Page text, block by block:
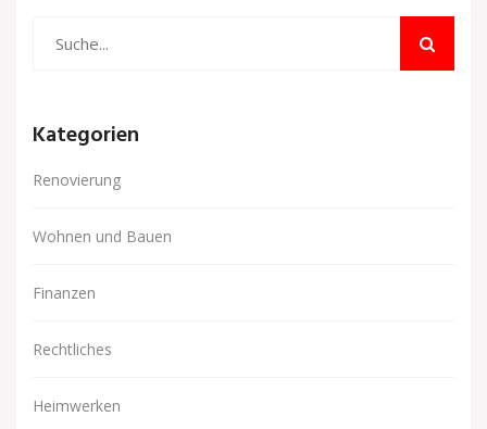
Kategorien
Renovierung
Wohnen und Bauen
Finanzen
Rechtliches
Heimwerken